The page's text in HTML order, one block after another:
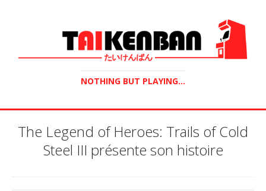
NOTHING BUT PLAYING...
The Legend of Heroes: Trails of Cold
Steel III présente son histoire